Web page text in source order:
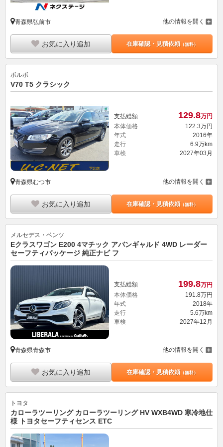
青森県弘前市 他の情報を開く
お気に入り追加 在庫確認・見積依頼（無料）
ボルボ
V70 T5 クラシック
支払総額 129.8万円
本体価格
122.3万円
年式
2016年
走行
6.9万km
車検
2027年03月
青森県むつ市 他の情報を開く
お気に入り追加 在庫確認・見積依頼（無料）
メルセデス・ベンツ
Eクラスワゴン E200 4マチック アバンギャルド 4WD レーダー
セーフティパッケージ 純正ナビ フ
支払総額 199.8万円
本体価格
191. 8万円
年式
2018年
走行
5.6万km
車検
2027年12月
青森県青森市 他の情報を開く
お気に入り追加 在庫確認・見積依頼（無料）
トヨタ
カローラツーリング カローラツーリング HV WXB4WD 寒冷地仕
様 トヨタセーフティセンス ETC